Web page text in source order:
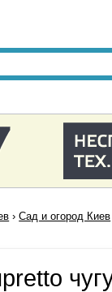
›Сад и огород Киев